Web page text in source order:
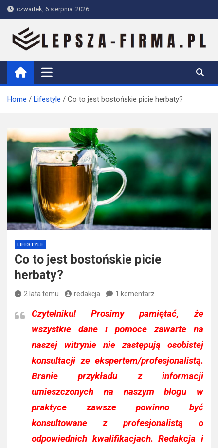
Skip
to
content
czwartek, 6 sierpnia, 2026
Lepsza-firma.pl
Home Lifestyle Co to jest bostońskie picie herbaty?
LIFESTYLE
Co to jest bostońskie picie
herbaty?
2 lata temu redakcja 1 komentarz
Czytelniku!Prosimy pamiętać, że
wszystkie dane i pomoce zawarte na
naszej witrynie nie zastępują osobistej
konsultacji ze ekspertem/profesjonalistą.
Branie przykładu z informacji
umieszczonych na naszym blogu w
praktyce zawsze powinno być
konsultowane z profesjonalistą o
odpowiednich kwalifikacjach. Redakcja i